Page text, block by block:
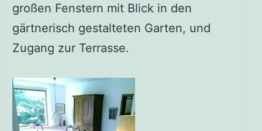
großen Fenstern mit Blick in den
gärtnerisch gestalteten Garten, und
Zugang zur Terrasse.